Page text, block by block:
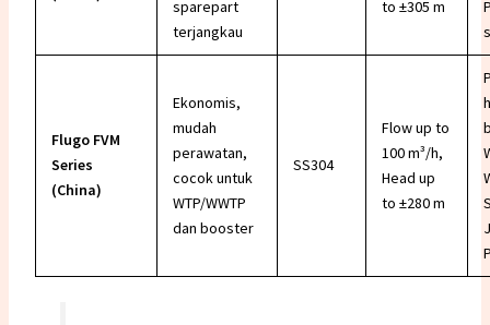
sparepart
terjangkau
to ±305 m
Flugo FVM
Series
(China)
Ekonomis,
mudah
perawatan,
cocok untuk
WTP/WWTP
dan booster
SS304
Flow up to
100 m³/h,
Head up
to ±280 m